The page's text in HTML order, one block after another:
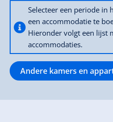
Selecteer een periode in
een accommodatie te
Hieronder volgt een lijst
accommodaties.
Andere kamers en